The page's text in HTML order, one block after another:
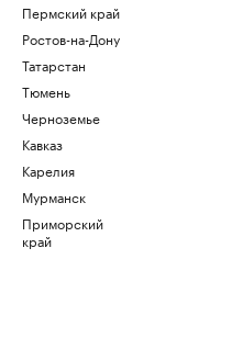
Пермский край
Ростов-на-Дону
Татарстан
Тюмень
Черноземье
Кавказ
Карелия
Мурманск
Приморский
край